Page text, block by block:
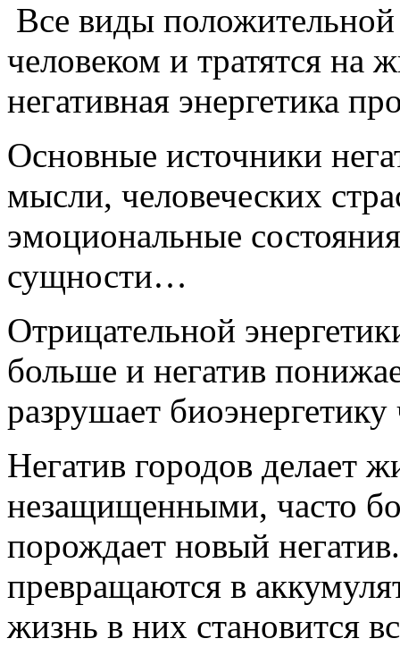
Все виды положительной
человеком и тратятся на
негативная энергетика
Основные источники
мысли, человеческих
эмоциональные
сущности…
Отрицательной
больше и негатив
разрушает биоэнергетику
Негатив городов делает
незащищенными, часто
порождает новый
превращаются в
жизнь в них становится